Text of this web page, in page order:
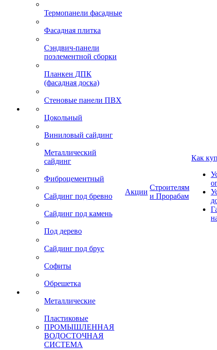
Термопанели фасадные
Фасадная плитка
Сэндвич-панели
поэлементной сборки
Планкен ДПК
(фасадная доска)
Стеновые панели ПВХ
Цокольный
Виниловый сайдинг
Металлический
сайдинг
Фиброцементный
Сайдинг под бревно
Сайдинг под камень
Под дерево
Сайдинг под брус
Софиты
Обрешетка
Металлические
Пластиковые
ПРОМЫШЛЕННАЯ
ВОДОСТОЧНАЯ
СИСТЕМА
Акции
Строителям
и Прорабам
Как